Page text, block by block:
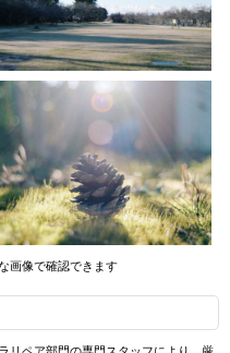
画像で確認できます